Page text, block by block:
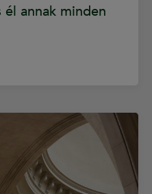
annak minden